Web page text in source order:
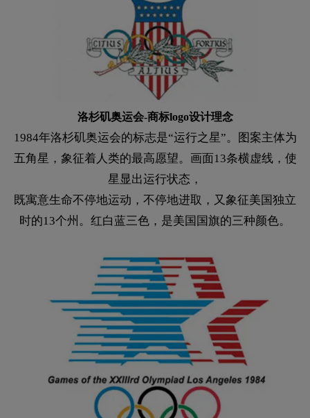
洛杉矶奥运会-商标logo设计理念
1984年洛杉矶奥运会的标志是“运行之星”。图案主体为
五角星，象征着人类的最高愿望。画面13条横虚线，使
星显出运行状态，
既寓意生命不停地运动，不停地进取，又象征美国独立
时的13个州。红白蓝三色，是美国国旗的三种颜色。